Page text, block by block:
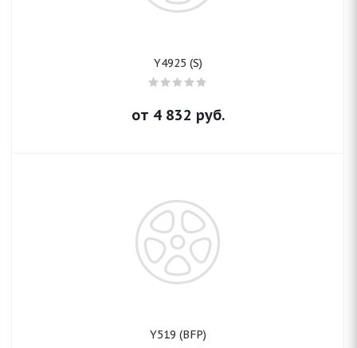
Y4925 (S)
от 4 832 руб.
Y519 (BFP)